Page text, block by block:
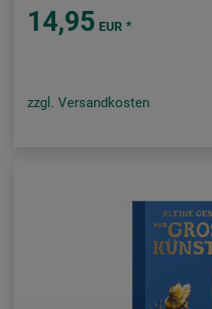
14,95 EUR *
zzgl. Versandkosten